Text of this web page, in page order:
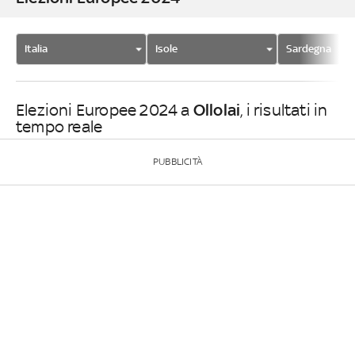
Italia Isole Sardegna
Elezioni Europee 2024 a Ollolai, i risultati in
tempo reale
PUBBLICITÀ